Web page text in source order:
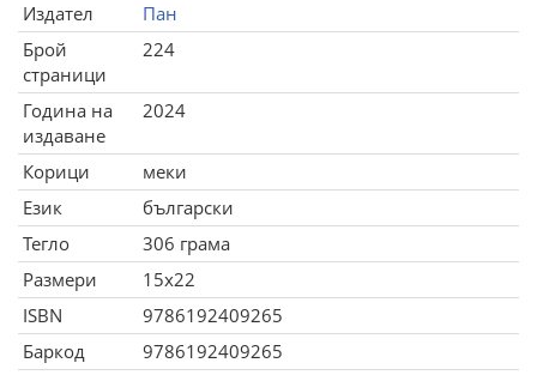
Издател
Пан
Брой
страници
224
Година на
издаване
2024
Корици
меки
Език
български
Тегло
306 грама
Размери
15x22
ISBN
9786192409265
Баркод
9786192409265